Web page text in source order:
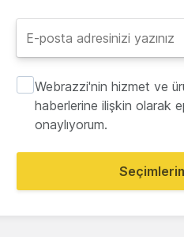
Webrazzi'nin hizmet ve
haberlerine ilişkin olarak
onaylıyorum.